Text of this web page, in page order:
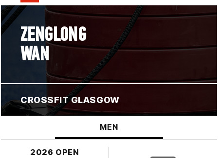
ZENGLONG
WAN
CROSSFIT GLASGOW
MEN
2026 OPEN